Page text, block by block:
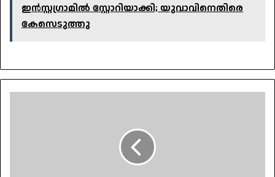
ഇൻസ്റ്റഗ്രാമിൽ സ്റ്റോറിയാക്കി; യുവാവിനെതിരെ
കേസെടുത്തു